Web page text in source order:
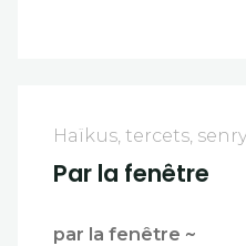
Haïkus, tercets,
Par la fenêtre
par la fenêtre ~